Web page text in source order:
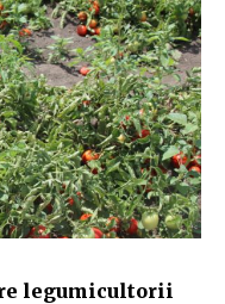
legumicultorii